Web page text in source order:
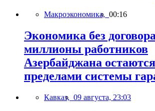
Макроэкономика, 00:16
Экономика без
миллионы работников
Азербайджана
пределами системы
Кавказ, 09 августа, 23:03